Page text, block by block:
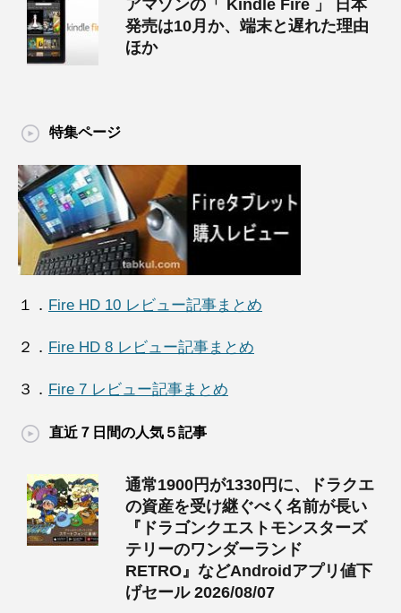
アマゾンの「 Kindle Fire 」 日本
発売は10月か、端末と遅れた理由
ほか
特集ページ
１． Fire HD 10 レビュー記事まとめ
２． Fire HD 8 レビュー記事まとめ
３． Fire 7 レビュー記事まとめ
直近７日間の人気５記事
通常1900円が1330円に、ドラクエ
の資産を受け継ぐべく名前が長い
『ドラゴンクエストモンスターズ
テリーのワンダーランド
RETRO』などAndroidアプリ値下
げセール 2026/08/07